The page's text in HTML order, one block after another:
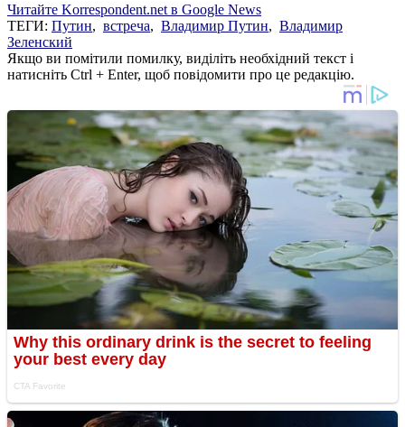
Читайте Korrespondent.net в Google News
ТЕГИ: Путин, встреча, Владимир Путин, Владимир
Зеленский
Якщо ви помітили помилку, виділіть необхідний текст і
натисніть Ctrl + Enter, щоб повідомити про це редакцію.